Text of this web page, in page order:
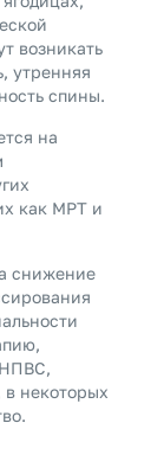
возникать
утренняя
спины.
на
как МРТ и
снижение
некоторых